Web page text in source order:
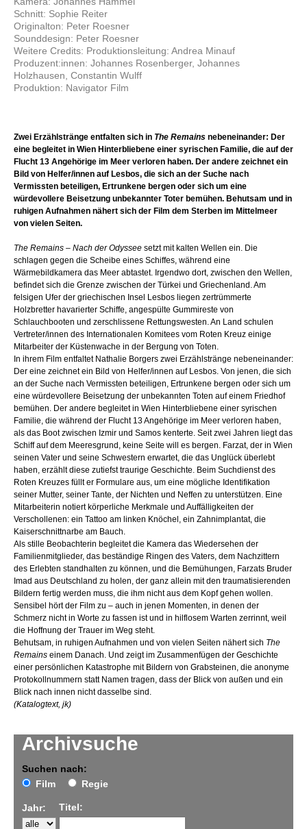
Archivsuche
Suchen nach:
Film
Regie
Jahr: Titel:
Schnitt: Sophie Reiter
Originalton: Peter Roesner
Sounddesign: Peter Roesner
Weitere Credits: Produktionsleitung: Andrea Minauf
Produzent:innen: Johannes Rosenberger, Johannes
Holzhausen, Constantin Wulff
Produktion: Navigator Film
Zwei Erzählstränge entfalten sich in The Remains nebeneinander: Der
eine begleitet in Wien Hinterbliebene einer syrischen Familie, die auf der
Flucht 13 Angehörige im Meer verloren haben. Der andere zeichnet ein
Bild von Helfer/innen auf Lesbos, die sich an der Suche nach
Vermissten beteiligen, Ertrunkene bergen oder sich um eine
würdevollere Beisetzung unbekannter Toter bemühen. Behutsam und in
ruhigen Aufnahmen nähert sich der Film dem Sterben im Mittelmeer
von vielen Seiten.
The Remains – Nach der Odyssee setzt mit kalten Wellen ein. Die
schlagen gegen die Scheibe eines Schiffes, während eine
Wärmebildkamera das Meer abtastet. Irgendwo dort, zwischen den Wellen,
befindet sich die Grenze zwischen der Türkei und Griechenland. Am
felsigen Ufer der griechischen Insel Lesbos liegen zertrümmerte
Holzbretter havarierter Schiffe, angespülte Gummireste von
Schlauchbooten und zerschlissene Rettungswesten. An Land schulen
Vertreter/innen des Internationalen Komitees vom Roten Kreuz einige
Mitarbeiter der Küstenwache in der Bergung von Toten.
In ihrem Film entfaltet Nathalie Borgers zwei Erzählstränge nebeneinander:
Der eine zeichnet ein Bild von Helfer/innen auf Lesbos. Von jenen, die sich
an der Suche nach Vermissten beteiligen, Ertrunkene bergen oder sich um
eine würdevollere Beisetzung der unbekannten Toten auf einem Friedhof
bemühen. Der andere begleitet in Wien Hinterbliebene einer syrischen
Familie, die während der Flucht 13 Angehörige im Meer verloren haben,
als das Boot zwischen Izmir und Samos kenterte. Seit zwei Jahren liegt das
Schiff auf dem Meeresgrund, keine Seite will es bergen. Farzat, der in Wien
seinen Vater und seine Schwestern erwartet, die das Unglück überlebt
haben, erzählt diese zutiefst traurige Geschichte. Beim Suchdienst des
Roten Kreuzes füllt er Formulare aus, um eine mögliche Identifikation
seiner Mutter, seiner Tante, der Nichten und Neffen zu unterstützen. Eine
Mitarbeiterin notiert körperliche Merkmale und Auffälligkeiten der
Verschollenen: ein Tattoo am linken Knöchel, ein Zahnimplantat, die
Kaiserschnittnarbe am Bauch.
Als stille Beobachterin begleitet die Kamera das Wiedersehen der
Familienmitglieder, das beständige Ringen des Vaters, dem Nachzittern
des Erlebten standhalten zu können, und die Bemühungen, Farzats Bruder
Imad aus Deutschland zu holen, der ganz allein mit den traumatisierenden
Bildern fertig werden muss, die ihm nicht aus dem Kopf gehen wollen.
Sensibel hört der Film zu – auch in jenen Momenten, in denen der
Schmerz nicht in Worte zu fassen ist und in hilflosem Warten zerrinnt, weil
die Hoffnung der Trauer im Weg steht.
Behutsam, in ruhigen Aufnahmen und von vielen Seiten nähert sich The
Remains einem Danach. Und zeigt im Zusammenfügen der Geschichte
einer persönlichen Katastrophe mit Bildern von Grabsteinen, die anonyme
Protokollnummern statt Namen tragen, dass der Blick von außen und ein
Blick nach innen nicht dasselbe sind.
(Katalogtext, jk)